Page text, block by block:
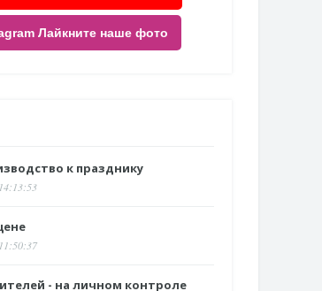
Лайкните наше фото
к празднику
- на личном контроле